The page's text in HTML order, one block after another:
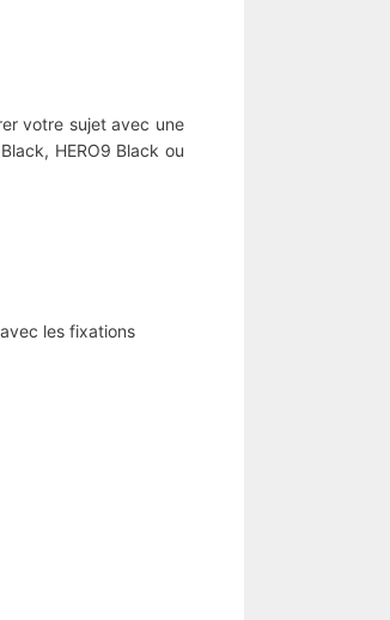
votre sujet avec une
HERO9 Black ou
les fixations